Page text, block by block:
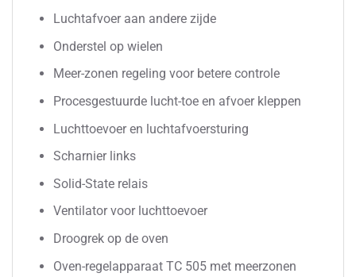
Luchtafvoer aan andere zijde
Onderstel op wielen
Meer-zonen regeling voor betere controle
Procesgestuurde lucht-toe en afvoer kleppen
Luchttoevoer en luchtafvoersturing
Scharnier links
Solid-State relais
Ventilator voor luchttoevoer
Droogrek op de oven
Oven-regelapparaat TC 505 met meerzonen